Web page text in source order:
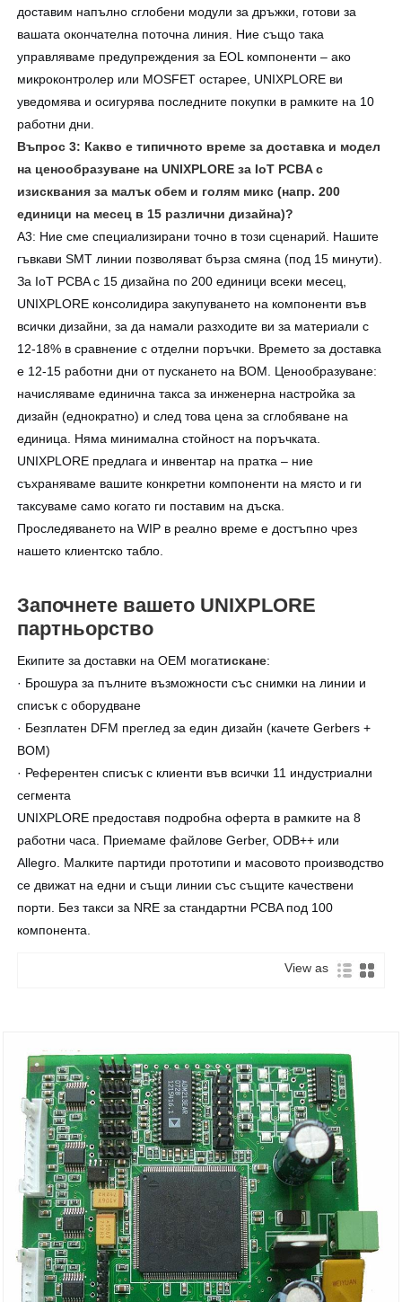
доставим напълно сглобени модули за дръжки, готови за
вашата окончателна поточна линия. Ние също така
управляваме предупреждения за EOL компоненти – ако
микроконтролер или MOSFET остарее, UNIXPLORE ви
уведомява и осигурява последните покупки в рамките на 10
работни дни.
Въпрос 3: Какво е типичното време за доставка и модел
на ценообразуване на UNIXPLORE за IoT PCBA с
изисквания за малък обем и голям микс (напр. 200
единици на месец в 15 различни дизайна)?
A3: Ние сме специализирани точно в този сценарий. Нашите
гъвкави SMT линии позволяват бърза смяна (под 15 минути).
За IoT PCBA с 15 дизайна по 200 единици всеки месец,
UNIXPLORE консолидира закупуването на компоненти във
всички дизайни, за да намали разходите ви за материали с
12-18% в сравнение с отделни поръчки. Времето за доставка
е 12-15 работни дни от пускането на BOM. Ценообразуване:
начисляваме единична такса за инженерна настройка за
дизайн (еднократно) и след това цена за сглобяване на
единица. Няма минимална стойност на поръчката.
UNIXPLORE предлага и инвентар на пратка – ние
съхраняваме вашите конкретни компоненти на място и ги
таксуваме само когато ги поставим на дъска.
Проследяването на WIP в реално време е достъпно чрез
нашето клиентско табло.
Започнете вашето UNIXPLORE
партньорство
Екипите за доставки на OEM могатискане:
· Брошура за пълните възможности със снимки на линии и
списък с оборудване
· Безплатен DFM преглед за един дизайн (качете Gerbers +
BOM)
· Референтен списък с клиенти във всички 11 индустриални
сегмента
UNIXPLORE предоставя подробна оферта в рамките на 8
работни часа. Приемаме файлове Gerber, ODB++ или
Allegro. Малките партиди прототипи и масовото производство
се движат на едни и същи линии със същите качествени
порти. Без такси за NRE за стандартни PCBA под 100
компонента.
View as